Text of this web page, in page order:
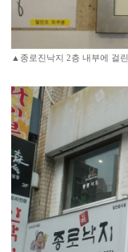
▲종로진낙지 2층 내부에 걸